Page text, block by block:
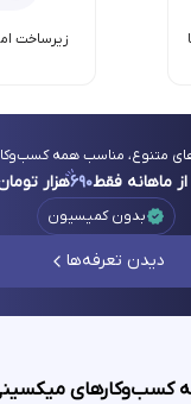
زیرساخت
متنوع، مناسب همه
ماهانه فقط۶۹۰هزار
بدون کمیسیون
دیدن تعرفه‌ها
کسب‌وکارهای